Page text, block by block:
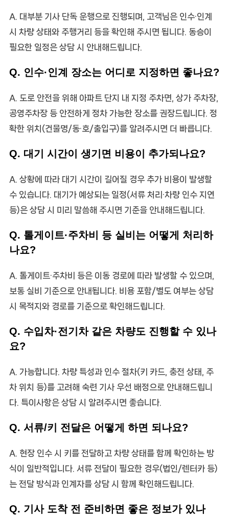
A. 대부분 기사 단독 운행으로 진행되며, 고객님은 인수·인계
시 차량 상태와 주행거리 등을 확인해 주시면 됩니다. 동승이
필요한 일정은 상담 시 안내해드립니다.
Q. 인수·인계 장소는 어디로 지정하면 좋나요?
A. 도로 안전을 위해 아파트 단지 내 지정 주차면, 상가 주차장,
공영주차장 등 안전하게 정차 가능한 장소를 권장드립니다. 정
확한 위치(건물명/동·호/출입구)를 알려주시면 더 빠릅니다.
Q. 대기 시간이 생기면 비용이 추가되나요?
A. 상황에 따라 대기 시간이 길어질 경우 추가 비용이 발생할
수 있습니다. 대기가 예상되는 일정(서류 처리·차량 인수 지연
등)은 상담 시 미리 말씀해 주시면 기준을 안내해드립니다.
Q. 톨게이트·주차비 등 실비는 어떻게 처리하
나요?
A. 톨게이트·주차비 등은 이동 경로에 따라 발생할 수 있으며,
보통 실비 기준으로 안내됩니다. 비용 포함/별도 여부는 상담
시 목적지와 경로를 기준으로 확인해드립니다.
Q. 수입차·전기차 같은 차량도 진행할 수 있나
요?
A. 가능합니다. 차량 특성과 인수 절차(키 카드, 충전 상태, 주
차 위치 등)를 고려해 숙련 기사 우선 배정으로 안내해드립니
다. 특이사항은 상담 시 알려주시면 좋습니다.
Q. 서류/키 전달은 어떻게 하면 되나요?
A. 현장 인수 시 키를 전달하고 차량 상태를 함께 확인하는 방
식이 일반적입니다. 서류 전달이 필요한 경우(법인/렌터카 등)
는 전달 방식과 인계자를 상담 시 함께 확인해드립니다.
Q. 기사 도착 전 준비하면 좋은 정보가 있나